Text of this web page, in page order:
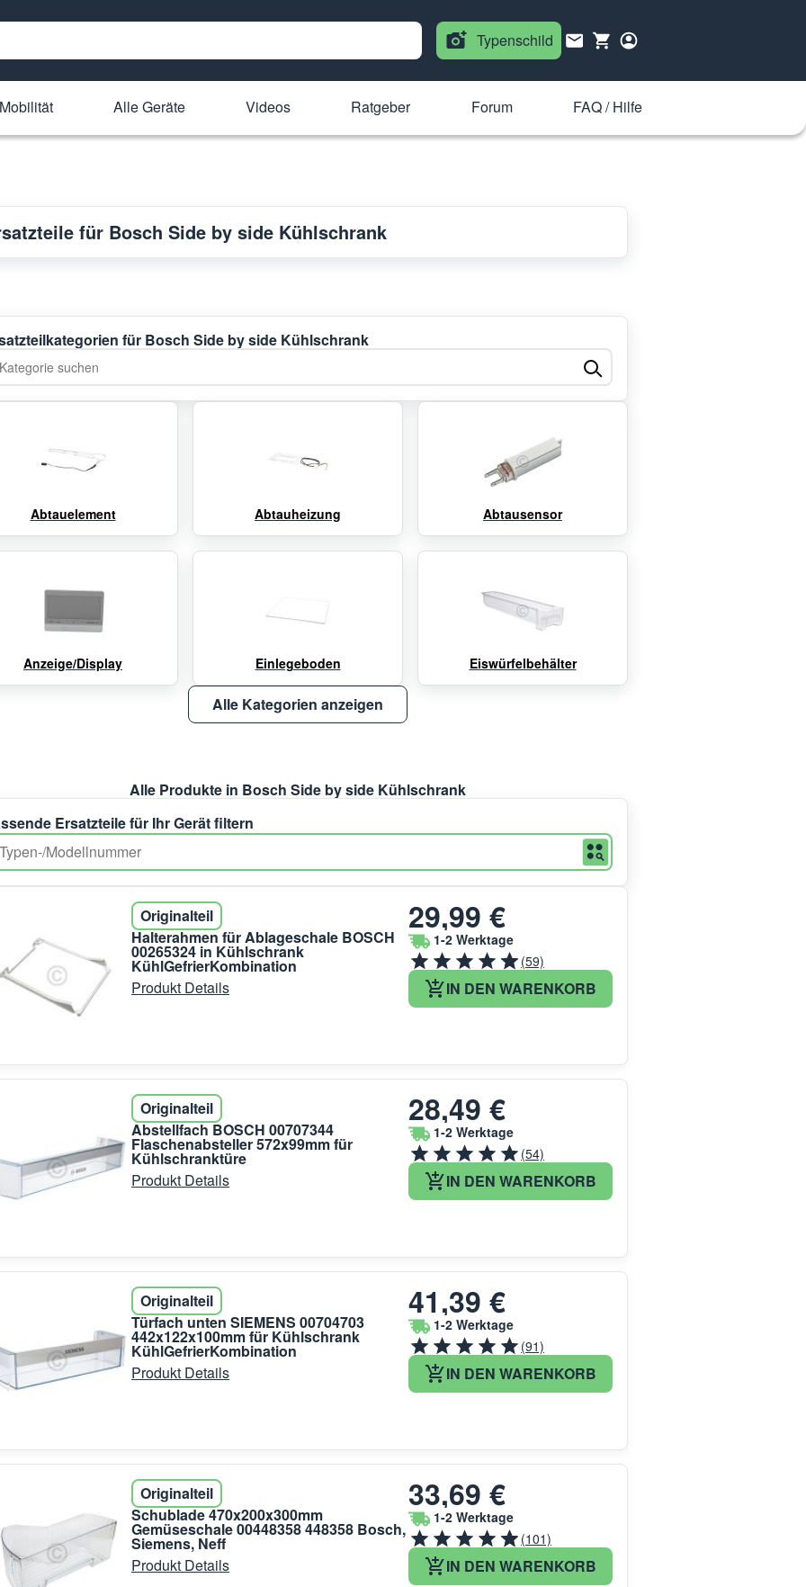
Typenschild
Alle Geräte Videos Ratgeber Forum FAQ / Hilfe
für Bosch Side by side Kühlschrank
für Bosch Side by side Kühlschrank
suchen
Abtauelement Abtauheizung Abtausensor
Anzeige/Display Einlegeboden Eiswürfelbehälter
Alle Kategorien anzeigen
Alle Produkte in Bosch Side by side Kühlschrank
Ersatzteile für Ihr Gerät filtern
Originalteil
Halterahmen für Ablageschale BOSCH
00265324 in Kühlschrank
KühlGefrierKombination
Produkt Details
29,99 €
1-2 Werktage
(59)
IN DEN WARENKORB
Originalteil
Abstellfach BOSCH 00707344
Flaschenabsteller 572x99mm für
Kühlschranktüre
Produkt Details
28,49 €
1-2 Werktage
(54)
IN DEN WARENKORB
Originalteil
Türfach unten SIEMENS 00704703
442x122x100mm für Kühlschrank
KühlGefrierKombination
Produkt Details
41,39 €
1-2 Werktage
(91)
IN DEN WARENKORB
Originalteil
Schublade 470x200x300mm
Gemüseschale 00448358 448358 Bosch,
Siemens, Neff
Produkt Details
33,69 €
1-2 Werktage
(101)
IN DEN WARENKORB